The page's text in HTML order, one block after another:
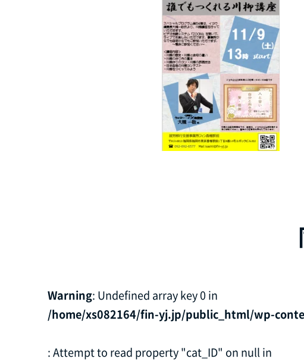
Warning: Undefined array key 0 in
/home/xs082164/fin-yj.jp/public_html/wp-
: Attempt to read property "cat_ID" on null in